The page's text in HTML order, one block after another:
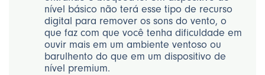
nível básico não terá esse tipo de recurso
digital para remover os sons do vento, o
que faz com que você tenha dificuldade em
ouvir mais em um ambiente ventoso ou
barulhento do que em um dispositivo de
nível premium.